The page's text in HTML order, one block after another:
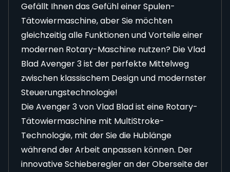
Gefällt Ihnen das Gefühl einer Spulen-
Tätowiermaschine, aber Sie möchten
gleichzeitig alle Funktionen und Vorteile einer
modernen Rotary-Maschine nutzen? Die Vlad
Blad Avenger 3 ist der perfekte Mittelweg
zwischen klassischem Design und modernster
Steuerungstechnologie!
Die Avenger 3 von Vlad Blad ist eine Rotary-
Tätowiermaschine mit MultiStroke-
Technologie, mit der Sie die Hublänge
während der Arbeit anpassen können. Der
innovative Schieberegler an der Oberseite der